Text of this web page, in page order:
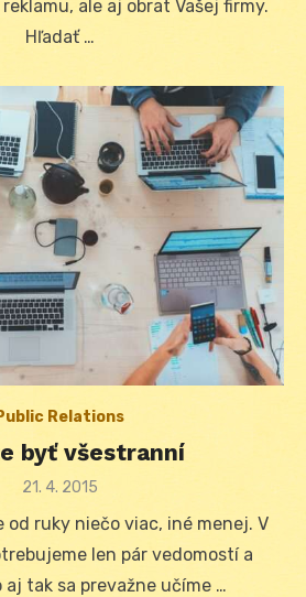
ale aj obrat Vašej firmy.
Hľadať …
Relations
byť všestranní
Posted
21. 4. 2015
od ruky niečo viac, iné menej. V
len pár vedomostí a
tak sa prevažne učíme …